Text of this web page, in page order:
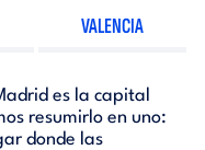
VALENCIA
es la capital
resumirlo en uno:
donde las